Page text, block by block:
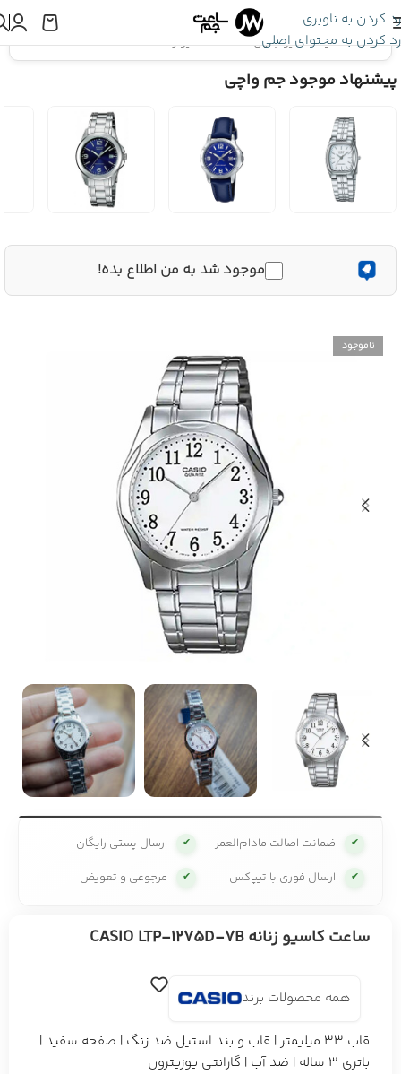
رد کردن به ناوبری
رد کردن به محتوای اصلی
اینجا هستید:کاسیو جنرال»ساعت کاسیو زنانه CASIO LTP-1275D-7B
پیشنهاد موجود جم واچی
موجود شد به من اطلاع بده!
ناموجود
✔ ضمانت اصالت مادام‌العمر ✔ ارسال پستی رایگان
✔ ارسال فوری با تیپاکس ✔ مرجوعی و تعویض
ساعت کاسیو زنانه CASIO LTP-1275D-7B
همه محصولات برند
قاب 33 میلیمتر | قاب و بند استیل ضد زنگ | صفحه سفید |
باتری 3 ساله | ضد آب | گارانتی پوزیترون